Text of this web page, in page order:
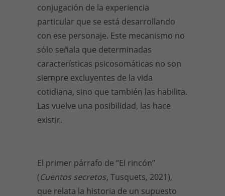
conjugación de la experiencia
particular que se está desarrollando
con ese personaje. Este mecanismo no
sólo señala que determinadas
características psicosomáticas no son
siempre excluyentes de la vida
cotidiana, sino que también las habilita.
Las vuelve una posibilidad, las hace
existir.
El primer párrafo de “El rincón”
(Cuentos secretos, Tusquets, 2021),
que relata la historia de un supuesto